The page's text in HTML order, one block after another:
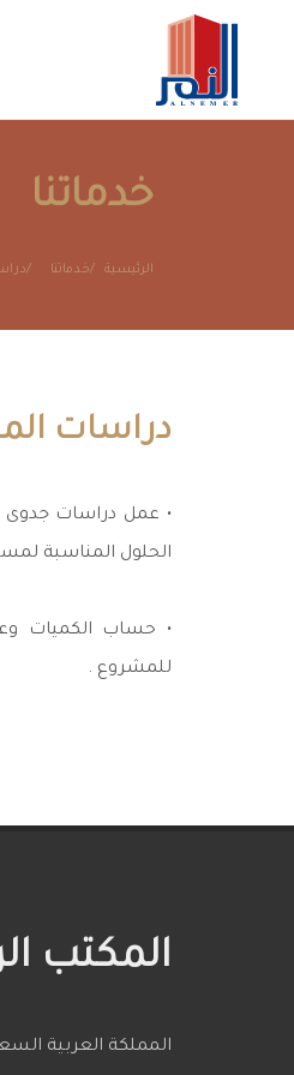
خدماتنا
الرئيسية خدماتنا
دراسات
• عمل دراسات جدوى
الحلول المناسبة
• حساب الكميات
للمشروع .
المكتب
المملكة العربية